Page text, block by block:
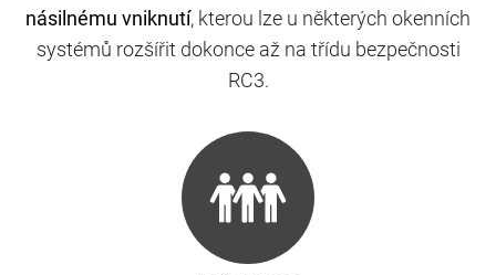
násilnému vniknutí, kterou lze u některých okenních
systémů rozšířit dokonce až na třídu bezpečnosti
RC3.